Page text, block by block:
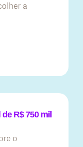
a
R$ 750 mil
o